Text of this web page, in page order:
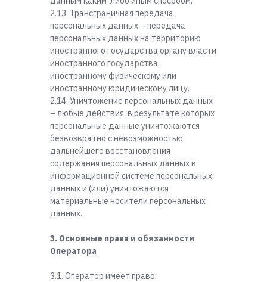
2.13. Трансграничная передача
персональных данных – передача
персональных данных на территорию
иностранного государства органу власти
иностранного государства,
иностранному физическому или
иностранному юридическому лицу.
2.14. Уничтожение персональных данных
– любые действия, в результате которых
персональные данные уничтожаются
безвозвратно с невозможностью
дальнейшего восстановления
содержания персональных данных в
информационной системе персональных
данных и (или) уничтожаются
материальные носители персональных
данных.
3. Основные права и обязанности
Оператора
3.1. Оператор имеет право: